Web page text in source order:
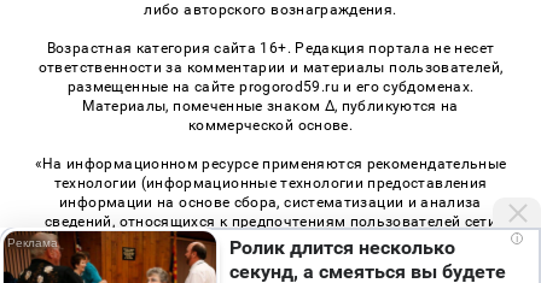
либо авторского вознаграждения.
Возрастная категория сайта 16+. Редакция портала не несет
ответственности за комментарии и материалы пользователей,
размещенные на сайте progorod59.ru и его субдоменах.
Материалы, помеченные знаком Δ, публикуются на
коммерческой основе.
«На информационном ресурсе применяются рекомендательные
технологии (информационные технологии предоставления
информации на основе сбора, систематизации и анализа
сведений, относящихся к предпочтениям пользователей сети
«Интернет», находящихся на территории Российской
Федерации)». Правила применения рекомендательных
технологий в виджетах рекламно-обменной сети«СМИ2» (PDF),
i
Ролик длится несколько
секунд, а смеяться вы будете